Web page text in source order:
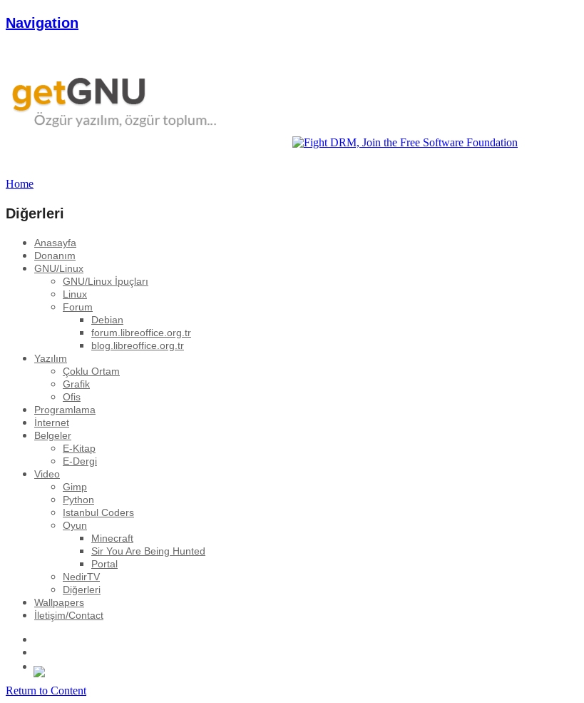
Navigation
Home
Diğerleri
Anasayfa
Donanım
GNU/Linux
GNU/Linux İpuçları
Linux
Forum
Debian
forum.libreoffice.org.tr
blog.libreoffice.org.tr
Yazılım
Çoklu Ortam
Grafik
Ofis
Programlama
İnternet
Belgeler
E-Kitap
E-Dergi
Video
Gimp
Python
Istanbul Coders
Oyun
Minecraft
Sir You Are Being Hunted
Portal
NedirTV
Diğerleri
Wallpapers
İletişim/Contact
Return to Content